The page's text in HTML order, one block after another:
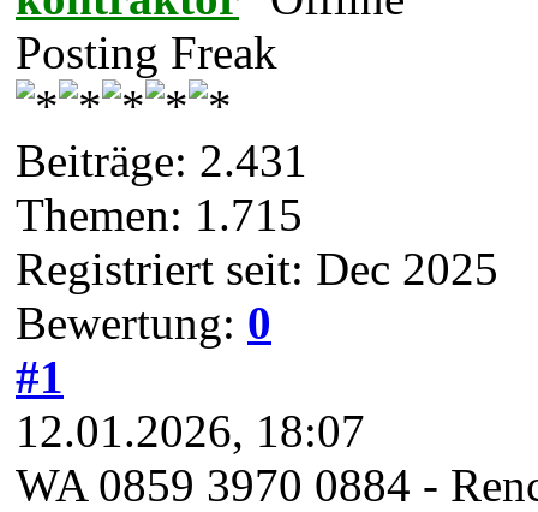
Posting Freak
Beiträge: 2.431
Themen: 1.715
Registriert seit: Dec 2025
Bewertung: 0
#1
12.01.2026, 18:07
WA 0859 3970 0884 -